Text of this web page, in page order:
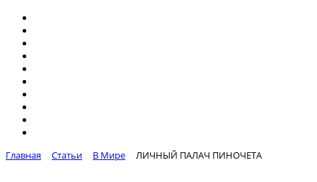
Главная Статьи В Мире ЛИЧНЫЙ ПАЛАЧ ПИНОЧЕТА